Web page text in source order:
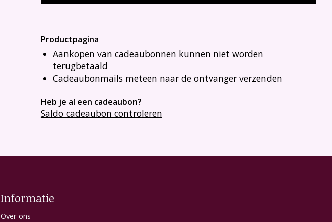
Productpagina
Aankopen van cadeaubonnen kunnen niet worden
terugbetaald
Cadeaubonmails meteen naar de ontvanger verzenden
Heb je al een cadeaubon?
Saldo cadeaubon controleren
Informatie
Over ons